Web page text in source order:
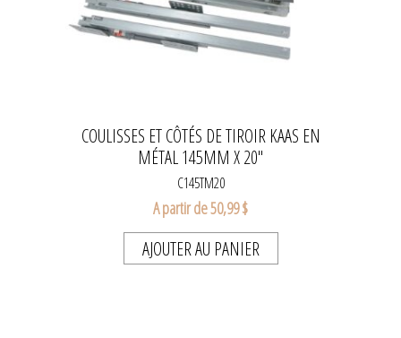
COULISSES ET CÔTÉS DE TIROIR KAAS EN
MÉTAL 145MM X 20''
C145TM20
A partir de 50,99 $
AJOUTER AU PANIER